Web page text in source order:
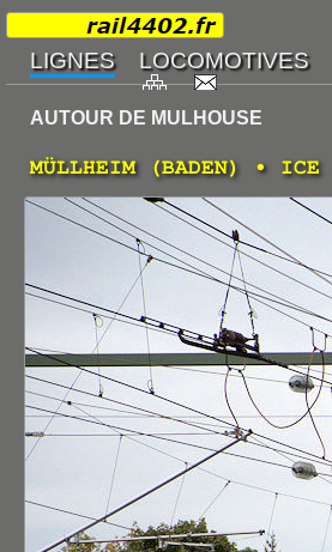
AUTOUR DE MULHOUSE
MÜLLHEIM (BADEN) •